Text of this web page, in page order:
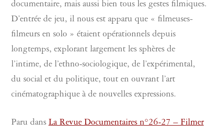
documentaire, mais aussi bien tous les gestes filmiques.
D’entrée de jeu, il nous est apparu que « filmeuses-
filmeurs en solo » étaient opérationnels depuis
longtemps, explorant largement les sphères de
l’intime, de l’ethno-sociologique, de l’expérimental,
du social et du politique, tout en ouvrant l’art
cinématographique à de nouvelles expressions.
Paru dansLa Revue Documentaires n°26-27 – Filmer